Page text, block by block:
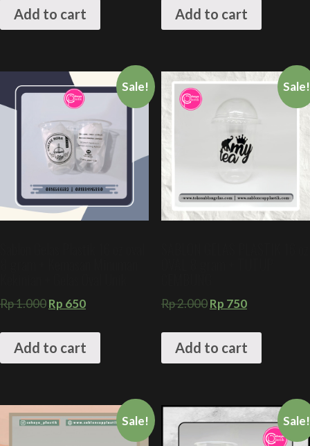
Add to cart Add to cart
Sale!
Rp1.000Rp 650
Add to cart
Sale!
Rp2.000Rp 750
Add to cart
Sale! Sale!